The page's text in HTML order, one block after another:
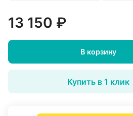
13 150 ₽
В корзину
Купить в 1 клик